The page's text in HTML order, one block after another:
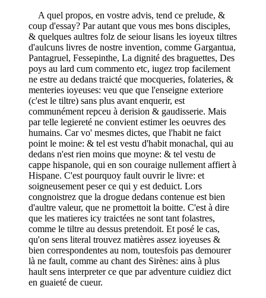
A quel propos, en vostre advis, tend ce prelude, &
coup d'essay? Par autant que vous mes bons disciples,
& quelques aultres folz de seiour lisans les ioyeux tiltres
d'aulcuns livres de nostre invention, comme Gargantua,
Pantagruel, Fessepinthe, La dignité des braguettes, Des
poys au lard cum commento etc, iugez trop facilement
ne estre au dedans traicté que mocqueries, folateries, &
menteries ioyeuses: veu que que l'enseigne exteriore
(c'est le tiltre) sans plus avant enquerir, est
communément repceu à derision & gaudisserie. Mais
par telle legiereté ne convient estimer les oeuvres des
humains. Car vo' mesmes dictes, que l'habit ne faict
point le moine: & tel est vestu d'habit monachal, qui au
dedans n'est rien moins que moyne: & tel vestu de
cappe hispanole, qui en son couraige nullement affiert à
Hispane. C'est pourquoy fault ouvrir le livre: et
soigneusement peser ce qui y est deduict. Lors
congnoistrez que la drogue dedans contenue est bien
d'aultre valeur, que ne promettoit la boitte. C'est à dire
que les matieres icy traictées ne sont tant folastres,
comme le tiltre au dessus pretendoit. Et posé le cas,
qu'on sens literal trouvez matières assez ioyeuses &
bien correspondentes au nom, toutesfois pas demourer
là ne fault, comme au chant des Sirènes: ains à plus
hault sens interpreter ce que par adventure cuidiez dict
en guaieté de cueur.